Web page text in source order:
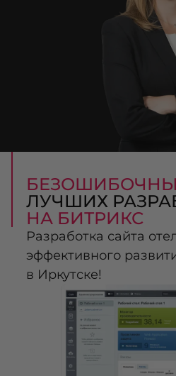
ЛУЧШИХ
НА БИТРИКС
Разработка сайта
эффективного
в Иркутске!